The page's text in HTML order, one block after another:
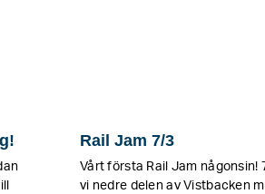
Rail Jam 7/3
Vårt första Rail Jam någonsin!
vi nedre delen av Vistbacken